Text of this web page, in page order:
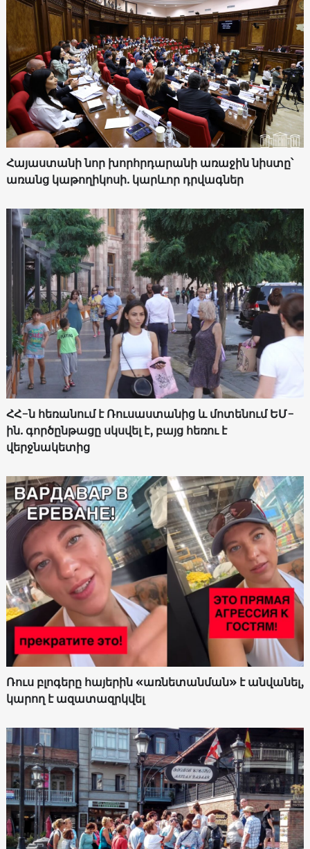
Հայաստանի նոր խորհրդարանի առաջին նիստը՝
առանց կաթողիկոսի. կարևոր դրվագներ
ՀՀ-ն հեռանում է Ռուսաստանից և մոտենում ԵՄ-
ին. գործընթացը սկսվել է, բայց հեռու է
վերջնակետից
Ռուս բլոգերը հայերին «առնետանման» է անվանել,
կարող է ազատազրկվել